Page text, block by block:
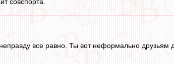
совспорта.
все равно. Ты вот неформально друзьям